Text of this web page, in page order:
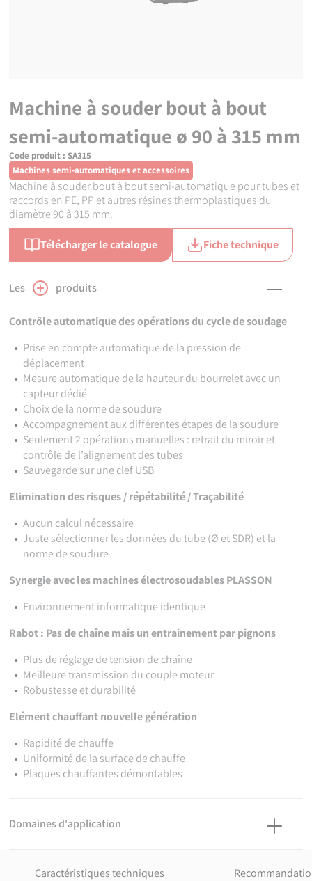
Machine à souder bout à bout
semi-automatique ø 90 à 315 mm
Code produit : SA315
Machines semi-automatiques et accessoires
Machine à souder bout à bout semi-automatique pour tubes et
raccords en PE, PP et autres résines thermoplastiques du
diamètre 90 à 315 mm.
Télécharger le catalogue Fiche technique
Les produits
Contrôle automatique des opérations du cycle de soudage
Prise en compte automatique de la pression de
déplacement
Mesure automatique de la hauteur du bourrelet avec un
capteur dédié
Choix de la norme de soudure
Accompagnement aux différentes étapes de la soudure
Seulement 2 opérations manuelles : retrait du miroir et
contrôle de l’alignement des tubes
Sauvegarde sur une clef USB
Elimination des risques / répétabilité / Traçabilité
Aucun calcul nécessaire
Juste sélectionner les données du tube (Ø et SDR) et la
norme de soudure
Synergie avec les machines électrosoudables PLASSON
Environnement informatique identique
Rabot : Pas de chaîne mais un entrainement par pignons
Plus de réglage de tension de chaîne
Meilleure transmission du couple moteur
Robustesse et durabilité
Elément chauffant nouvelle génération
Rapidité de chauffe
Uniformité de la surface de chauffe
Plaques chauffantes démontables
Domaines d'application
les chantiers pour le gaz, l'eau et les eaux usées ; également
Caractéristiques techniques